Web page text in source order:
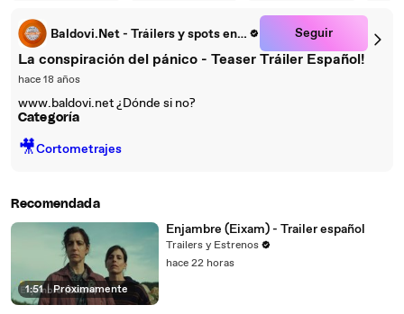
Baldovi.Net - Tráilers y spots en español Seguir
La conspiración del pánico - Teaser Tráiler Español!
hace 18 años
www.baldovi.net ¿Dónde si no?
Categoría
🎥Cortometrajes
Recomendada
1:51 | Próximamente
Enjambre (Eixam) - Trailer español
Trailers y Estrenos
hace 22 horas